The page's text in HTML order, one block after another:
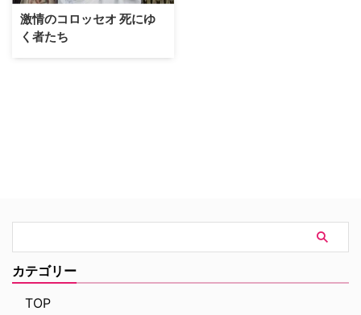
激情のコロッセオ 死にゆ
く者たち
カテゴリー
TOP